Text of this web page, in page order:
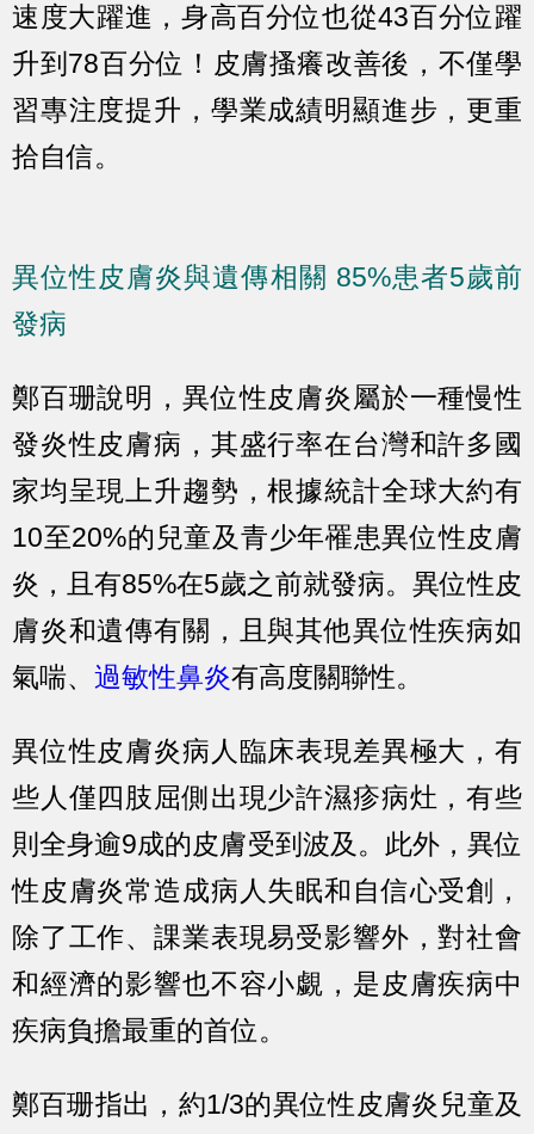
速度大躍進，身高百分位也從43百分位躍
升到78百分位！皮膚搔癢改善後，不僅學
習專注度提升，學業成績明顯進步，更重
拾自信。
異位性皮膚炎與遺傳相關 85%患者5歲前
發病
鄭百珊說明，異位性皮膚炎屬於一種慢性
發炎性皮膚病，其盛行率在台灣和許多國
家均呈現上升趨勢，根據統計全球大約有
10至20%的兒童及青少年罹患異位性皮膚
炎，且有85%在5歲之前就發病。異位性皮
膚炎和遺傳有關，且與其他異位性疾病如
氣喘、 過敏性鼻炎有高度關聯性。
異位性皮膚炎病人臨床表現差異極大，有
些人僅四肢屈側出現少許濕疹病灶，有些
則全身逾9成的皮膚受到波及。此外，異位
性皮膚炎常造成病人失眠和自信心受創，
除了工作、課業表現易受影響外，對社會
和經濟的影響也不容小覷，是皮膚疾病中
疾病負擔最重的首位。
鄭百珊指出，約1/3的異位性皮膚炎兒童及